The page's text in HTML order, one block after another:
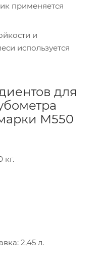
применяется
и
используется
для
М550
кг.
2,45 л.